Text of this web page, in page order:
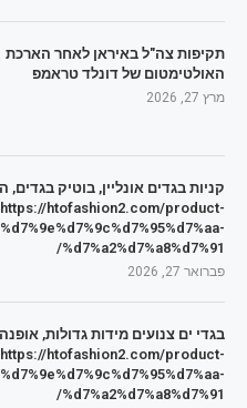
תקיפות צה"ל באיראן לאחר הארכת
האולטימטום של דונלד טראמפ
מרץ 27, 2026
קניות בגדים אונליין, בוטיק
https://htofashion2.com/product-
%d7%a2%d7%a8%d7%91/
פברואר 27, 2026
בגדי ים צנועים מידות גדולות,
https://htofashion2.com/product-
%d7%a2%d7%a8%d7%91/